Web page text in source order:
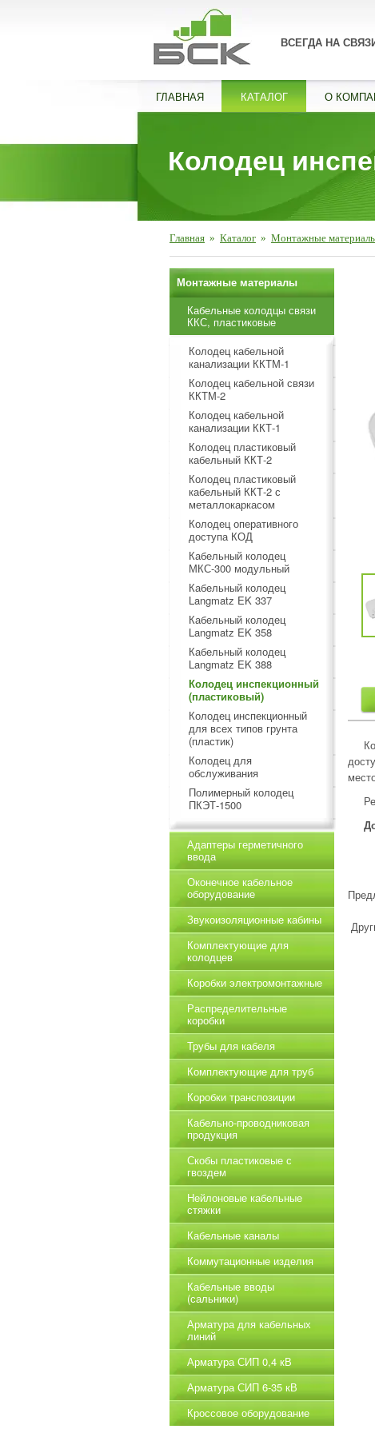
ВСЕГДА НА
ГЛАВНАЯ КАТАЛОГ О
Колодец
Главная » Каталог » Монтажные
Монтажные материалы
Кабельные колодцы связи
ККС, пластиковые
Колодец кабельной
канализации ККТМ-1
Колодец кабельной связи
ККТМ-2
Колодец кабельной
канализации ККТ-1
Колодец пластиковый
кабельный ККТ-2
Колодец пластиковый
кабельный ККТ-2 с
металлокаркасом
Колодец оперативного
доступа КОД
Кабельный колодец
МКС-300 модульный
Кабельный колодец
Langmatz EK 337
Кабельный колодец
Langmatz EK 358
Кабельный колодец
Langmatz EK 388
Колодец инспекционный
(пластиковый)
Колодец инспекционный
для всех типов грунта
(пластик)
Колодец для
обслуживания
Полимерный колодец
ПКЭТ-1500
Адаптеры герметичного
ввода
Оконечное кабельное
оборудование
Звукоизоляционные кабины
Комплектующие для
колодцев
Коробки электромонтажные
Распределительные
коробки
Трубы для кабеля
Комплектующие для труб
Коробки транспозиции
Кабельно-проводниковая
продукция
Скобы пластиковые с
гвоздем
Нейлоновые кабельные
стяжки
Кабельные каналы
Коммутационные изделия
Кабельные вводы
(сальники)
Арматура для кабельных
линий
Арматура СИП 0,4 кВ
Арматура СИП 6-35 кВ
Кроссовое оборудование